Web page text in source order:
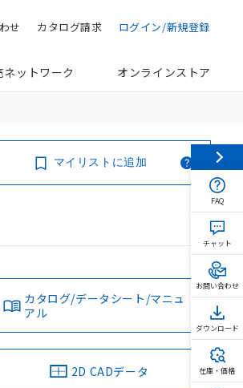
ログイン/新規登録
カタログ請求
せ
ネットワーク オンラインストア
マイリストに追加
カタログ/データシート/マニュ
アル
2D CADデータ
FAQ
チャット
お問い合わせ
ダウンロード
在庫・価格